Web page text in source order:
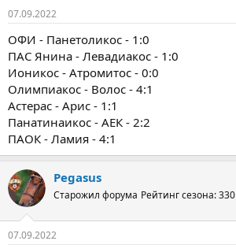
07.09.2022
ОФИ - Панетоликос - 1:0
ПАС Янина - Левадиакос - 1:0
Ионикос - Атромитос - 0:0
Олимпиакос - Волос - 4:1
Астерас - Арис - 1:1
Панатинаикос - АЕК - 2:2
ПАОК - Ламия - 4:1
Pegasus
Старожил форума Рейтинг сезона: 330
07.09.2022